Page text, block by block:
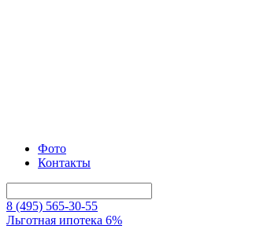
Фото
Контакты
8 (495) 565-30-55
Льготная ипотека 6%